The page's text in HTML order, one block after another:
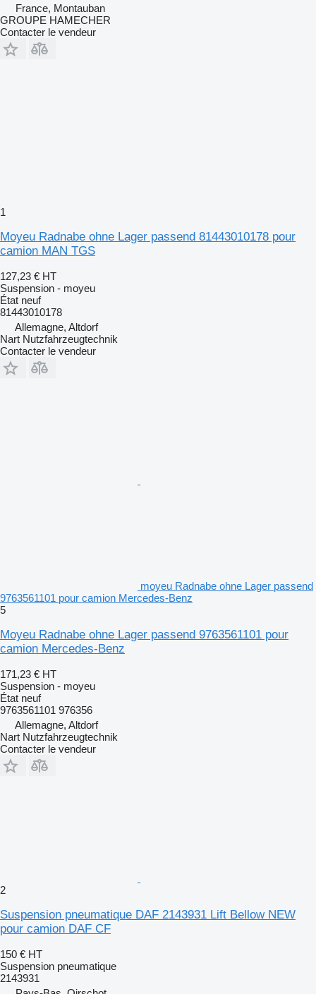
France, Montauban
GROUPE HAMECHER
Contacter le vendeur
1
Moyeu Radnabe ohne Lager passend 81443010178 pour
camion MAN TGS
127,23 € HT
Suspension - moyeu
État neuf
81443010178
Allemagne, Altdorf
Nart Nutzfahrzeugtechnik
Contacter le vendeur
moyeu Radnabe ohne Lager passend
9763561101 pour camion Mercedes-Benz
5
Moyeu Radnabe ohne Lager passend 9763561101 pour
camion Mercedes-Benz
171,23 € HT
Suspension - moyeu
État neuf
9763561101 976356
Allemagne, Altdorf
Nart Nutzfahrzeugtechnik
Contacter le vendeur
2
Suspension pneumatique DAF 2143931 Lift Bellow NEW
pour camion DAF CF
150 € HT
Suspension pneumatique
2143931